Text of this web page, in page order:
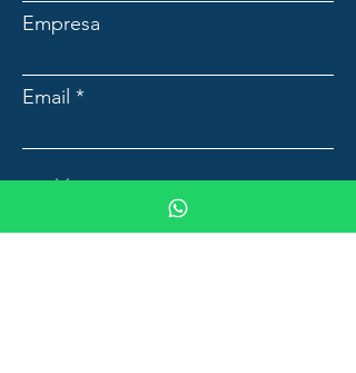
Empresa
Email